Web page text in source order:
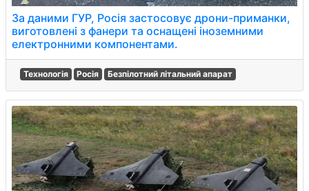
За даними ГУР, Росія застосовує дрони-приманки,
виготовлені з фанери та оснащені іноземними
електронними компонентами.
Технологія Росія Безпілотний літальний апарат